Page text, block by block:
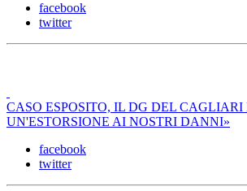
facebook
twitter
CASO ESPOSITO, IL DG DEL CAGLIARI
UN'ESTORSIONE AI NOSTRI DANNI»
facebook
twitter